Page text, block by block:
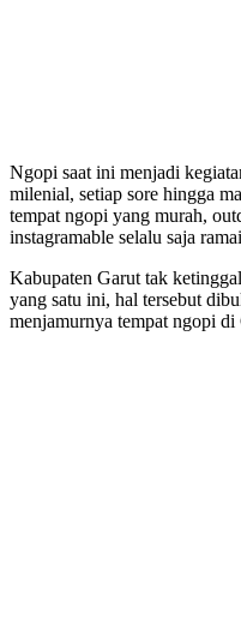
Ngopi saat ini menjadi
milenial, setiap sore hingga
tempat ngopi yang murah,
instagramable selalu saja
Kabupaten Garut tak
yang satu ini, hal tersebut
menjamurnya tempat ngopi di